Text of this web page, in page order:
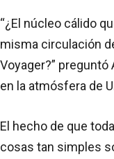
“¿El núcleo cálido
misma circulación
Voyager?” preguntó
en la atmósfera de
El hecho de que
cosas tan simples